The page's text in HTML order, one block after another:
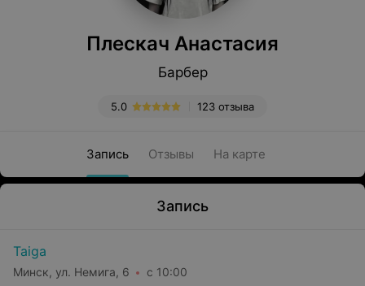
Плескач Анастасия
Барбер
123 отзыва
5.0
Запись Отзывы На карте
Запись
Taiga
Минск, ул. Немига, 6 с 10:00